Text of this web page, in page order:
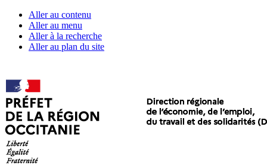
Aller au contenu
Aller au menu
Aller à la recherche
Aller au plan du site